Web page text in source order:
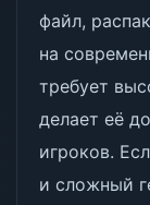
файл,
на
требует
делает её
игроков.
и сложный